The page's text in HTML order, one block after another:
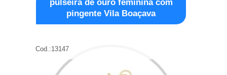
pulseira de ouro feminina com
pingente Vila Boaçava
Cod.:13147